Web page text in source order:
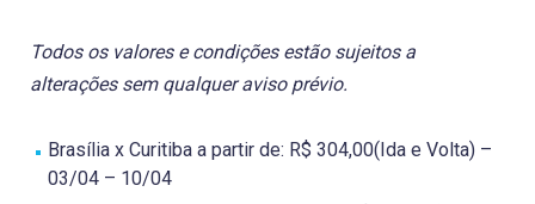
Todos os valores e condições estão sujeitos a
alterações sem qualquer aviso prévio.
Brasília x Curitiba a partir de: R$ 304,00(Ida e Volta) –
03/04 – 10/04